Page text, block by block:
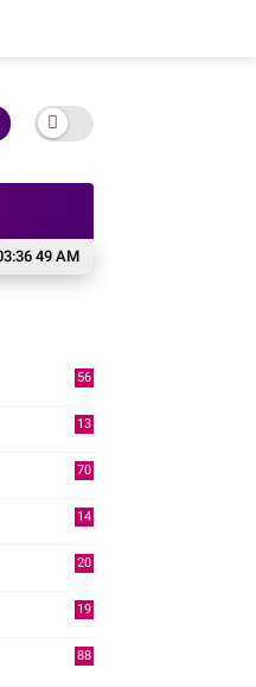
50 AM
Pengabdian, Lapas Solok Jadi
56
13
70
14
20
19
88